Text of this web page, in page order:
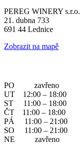
PEREG WINERY s.r.o.
21. dubna 733
691 44 Lednice
Zobrazit na mapě
PO zavřeno
UT 12:00 – 18:00
ST 11:00 – 18:00
ČT 11:00 – 18:00
PÁ 11:00 – 21:00
SO 11:00 – 21:00
NE zavřeno